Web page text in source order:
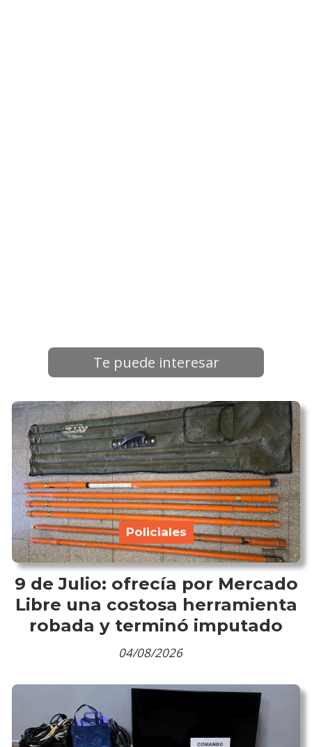
Te puede interesar
9 de Julio: ofrecía por Mercado
Libre una costosa herramienta
robada y terminó imputado
Policiales
04/08/2026